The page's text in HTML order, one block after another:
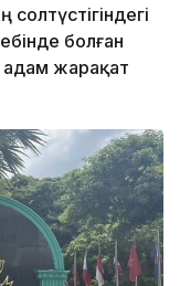
болған
адам жарақат